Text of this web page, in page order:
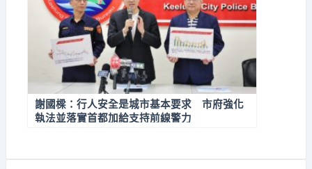
謝國樑：行人安全是城市基本要求 市府強化
執法並落實首都加給支持前線警力